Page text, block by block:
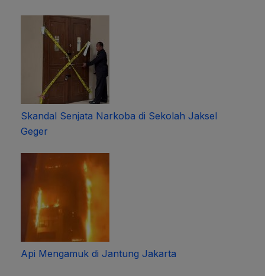
Skandal Senjata Narkoba di Sekolah Jaksel
Geger
Api Mengamuk di Jantung Jakarta